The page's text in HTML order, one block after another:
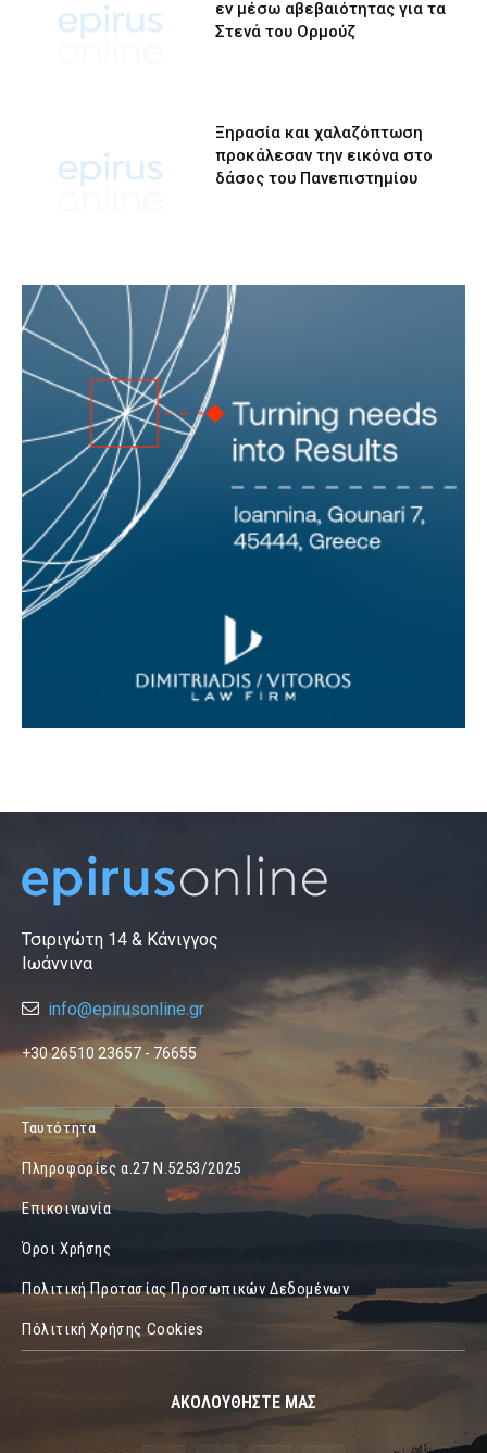
εν μέσω αβεβαιότητας για τα
Στενά του Ορμούζ
Ξηρασία και χαλαζόπτωση
προκάλεσαν την εικόνα στο
δάσος του Πανεπιστημίου
Τσιριγώτη 14 & Κάνιγγος
Ιωάννινα
info@epirusonline.gr
+30 26510 23657 - 76655
Ταυτότητα
Πληροφορίες α.27 Ν.5253/2025
Επικοινωνία
Όροι Χρήσης
Πολιτική Προτασίας Προσωπικών Δεδομένων
Πόλιτική Χρήσης Cookies
ΑΚΟΛΟΥΘΗΣΤΕ ΜΑΣ